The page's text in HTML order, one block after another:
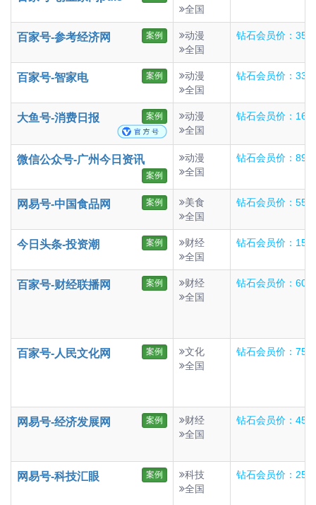
全国
百家号-参考经济网 案例
动漫
全国
钻石会员价：350
百家号-智家电 案例
动漫
全国
钻石会员价：336
大鱼号-消费日报 案例
动漫
全国
钻石会员价：168
微信公众号-广州今日资讯
案例
动漫
全国
钻石会员价：890
网易号-中国食品网 案例
美食
全国
钻石会员价：55元
今日头条-投资潮 案例
财经
全国
钻石会员价：150
百家号-财经联播网 案例
财经
全国
钻石会员价：60元
百家号-人民文化网 案例
文化
全国
钻石会员价：75元
网易号-经济发展网 案例
财经
全国
钻石会员价：45元
网易号-科技汇眼 案例
科技
全国
钻石会员价：25元